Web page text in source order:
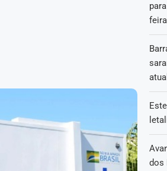
feira
dos